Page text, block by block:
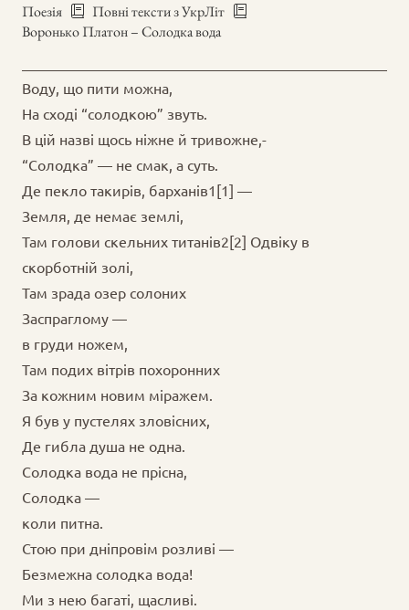
Поезія
Повні тексти з УкрЛіт
Воронько Платон – Солодка вода
Воду, що пити можна,
На сході “солодкою” звуть.
В цій назві щось ніжне й тривожне,-
“Солодка” — не смак, а суть.
Де пекло такирів, барханів1[1] —
Земля, де немає землі,
Там голови скельних титанів2[2] Одвіку в
скорботній золі,
Там зрада озер солоних
Заспраглому —
в груди ножем,
Там подих вітрів похоронних
За кожним новим міражем.
Я був у пустелях зловісних,
Де гибла душа не одна.
Солодка вода не прісна,
Солодка —
коли питна.
Стою при дніпровім розливі —
Безмежна солодка вода!
Ми з нею багаті, щасливі.